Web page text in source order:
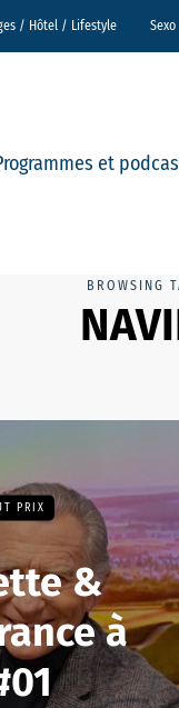
/ Hôtel / Lifestyle Sexo
et
BROWSING
PRIX
&
à